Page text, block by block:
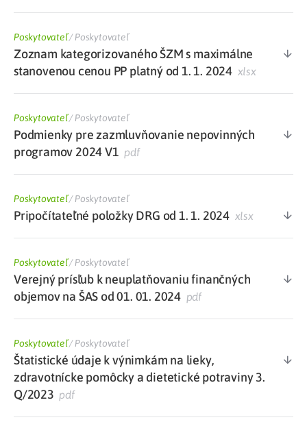
Poskytovateľ/Poskytovateľ
Zoznam kategorizovaného ŠZM s maximálne
stanovenou cenou PP platný od 1. 1. 2024 xlsx
Poskytovateľ/Poskytovateľ
Podmienky pre zazmluvňovanie nepovinných
programov 2024 V1 pdf
Poskytovateľ/Poskytovateľ
Pripočítateľné položky DRG od 1. 1. 2024 xlsx
Poskytovateľ/Poskytovateľ
Verejný prísľub k neuplatňovaniu finančných
objemov na ŠAS od 01. 01. 2024 pdf
Poskytovateľ/Poskytovateľ
Štatistické údaje k výnimkám na lieky,
zdravotnícke pomôcky a dietetické potraviny 3.
Q/2023 pdf